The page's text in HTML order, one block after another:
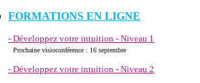
FORMATIONS EN LIGNE
- Développez votre intuition - Niveau 1
Prochaine visioconférence : 16 septembre
- Développez votre intuition - Niveau 2